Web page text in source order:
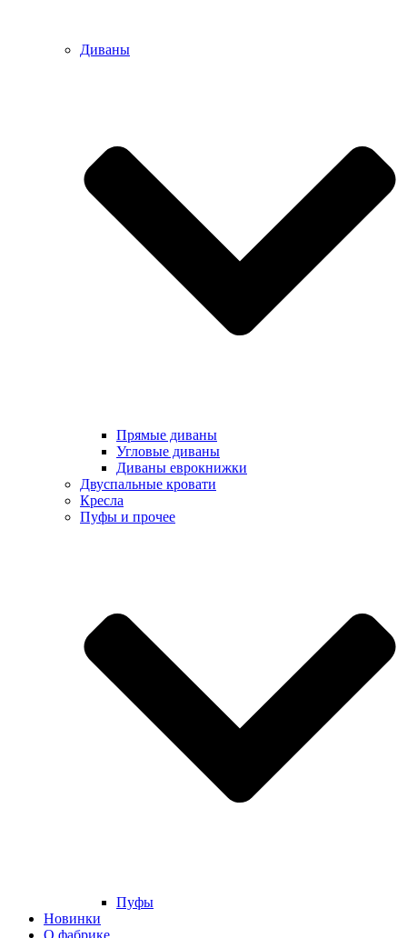
Диваны
Прямые диваны
Угловые диваны
Диваны еврокнижки
Двуспальные кровати
Кресла
Пуфы и прочее
Пуфы
Новинки